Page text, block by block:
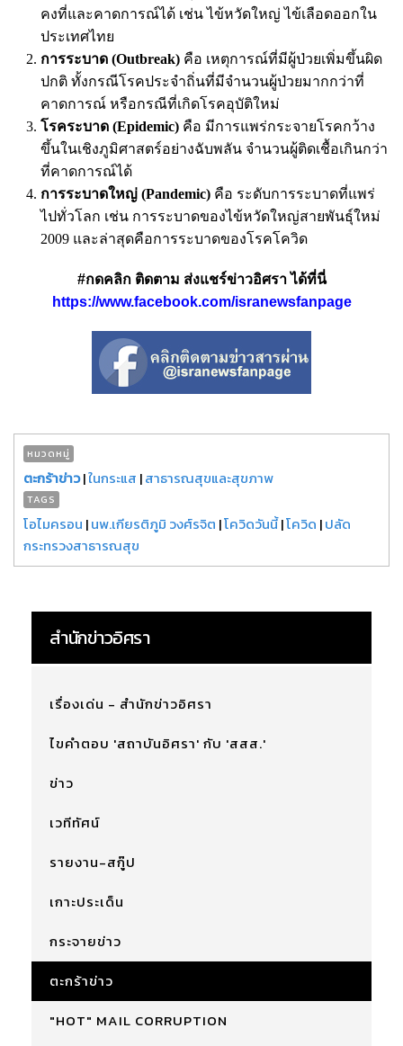
คงที่และคาดการณ์ได้ เช่น ไข้หวัดใหญ่ ไข้เลือดออกใน
ประเทศไทย
การระบาด (Outbreak) คือ เหตุการณ์ที่มีผู้ป่วยเพิ่มขึ้นผิด
ปกติ ทั้งกรณีโรคประจำถิ่นที่มีจำนวนผู้ป่วยมากกว่าที่
คาดการณ์ หรือกรณีที่เกิดโรคอุบัติใหม่
โรคระบาด (Epidemic) คือ มีการแพร่กระจายโรคกว้าง
ขึ้นในเชิงภูมิศาสตร์อย่างฉับพลัน จำนวนผู้ติดเชื้อเกินกว่า
ที่คาดการณ์ได้
การระบาดใหญ่ (Pandemic) คือ ระดับการระบาดที่แพร่
ไปทั่วโลก เช่น การระบาดของไข้หวัดใหญ่สายพันธุ์ใหม่
2009 และล่าสุดคือการระบาดของโรคโควิด
#กดคลิก ติดตาม ส่งแชร์ข่าวอิศรา ได้ที่นี่
https://www.facebook.com/isranewsfanpage
หมวดหมู่
ตะกร้าข่าว|ในกระแส |สาธารณสุขและสุขภาพ
TAGS
โอไมครอน |นพ.เกียรติภูมิ วงศ์รจิต |โควิดวันนี้|โควิด |ปลัด
กระทรวงสาธารณสุข
สำนักข่าวอิศรา
เรื่องเด่น - สำนักข่าวอิศรา
ไขคำตอบ 'สถาบันอิศรา' กับ 'สสส.'
ข่าว
เวทีทัศน์
รายงาน-สกู๊ป
เกาะประเด็น
กระจายข่าว
ตะกร้าข่าว
"HOT" MAIL CORRUPTION